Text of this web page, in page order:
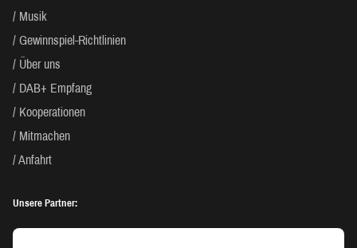
Musik
Gewinnspiel-Richtlinien
Über uns
DAB+ Empfang
Kooperationen
Mitmachen
Anfahrt
Unsere Partner: